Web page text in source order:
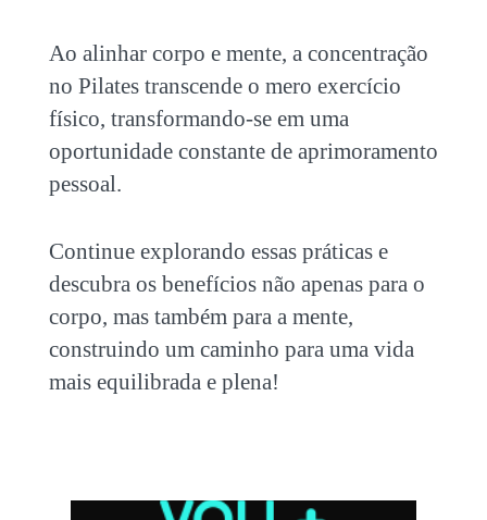
Ao alinhar corpo e mente, a concentração
no Pilatestranscende o mero exercício
físico, transformando-se em uma
oportunidade constante de aprimoramento
pessoal.
Continue explorando essas práticas e
descubra os benefícios não apenas para o
corpo, mas também para a mente,
construindo um caminho para uma vida
mais equilibrada e plena!